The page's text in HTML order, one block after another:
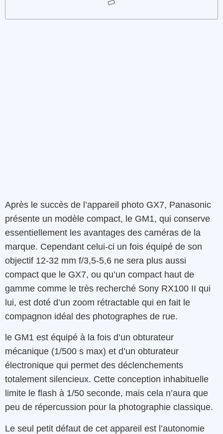
Après le succès de l’appareil photo GX7, Panasonic
présente un modèle compact, le GM1, qui conserve
essentiellement les avantages des caméras de la
marque. Cependant celui-ci un fois équipé de son
objectif 12-32 mm f/3,5-5,6 ne sera plus aussi
compact que le GX7, ou qu’un compact haut de
gamme comme le très recherché Sony RX100 II qui
lui, est doté d’un zoom rétractable qui en fait le
compagnon idéal des photographes de rue.
le GM1 est équipé à la fois d’un obturateur
mécanique (1/500 s max) et d’un obturateur
électronique qui permet des déclenchements
totalement silencieux. Cette conception inhabituelle
limite le flash à 1/50 seconde, mais cela n’aura que
peu de répercussion pour la photographie classique.
Le seul petit défaut de cet appareil est l’autonomie